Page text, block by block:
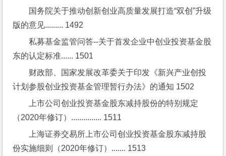
国务院关于推动创新创业高质量发展打造“双创”升级
版的意见......... 1492
私募基金监管问答--关于首发企业中创业投资基金股
东的认定标准...... 1501
财政部、国家发展改革委关于印发《新兴产业创投
计划参股创业投资基金管理暂行办法》的通知 1502
上市公司创业投资基金股东减持股份的特别规定
（2020年修订）............... 1511
上海证券交易所上市公司创业投资基金股东减持股
份实施细则（2020年修订）....... 1513